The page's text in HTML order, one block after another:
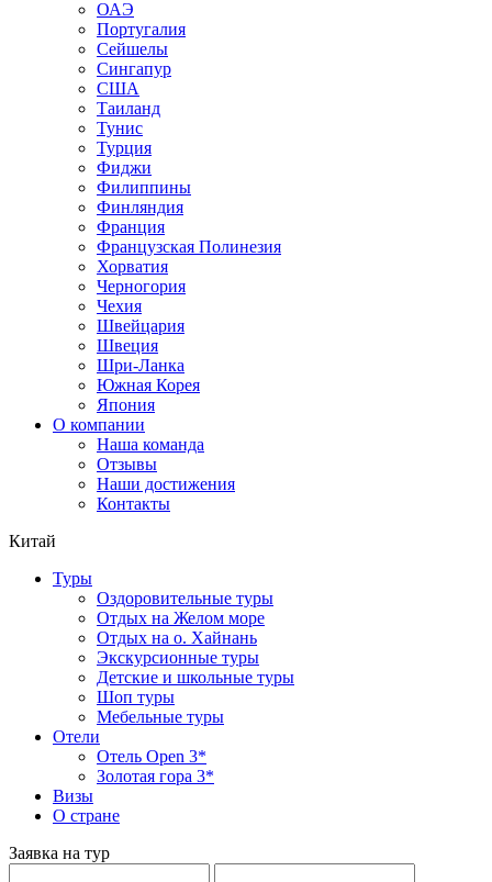
ОАЭ
Португалия
Сейшелы
Сингапур
США
Таиланд
Тунис
Турция
Фиджи
Филиппины
Финляндия
Франция
Французская Полинезия
Хорватия
Черногория
Чехия
Швейцария
Швеция
Шри-Ланка
Южная Корея
Япония
О компании
Наша команда
Отзывы
Наши достижения
Контакты
Китай
Туры
Оздоровительные туры
Отдых на Желом море
Отдых на о. Хайнань
Экскурсионные туры
Детские и школьные туры
Шоп туры
Мебельные туры
Отели
Отель Open 3*
Золотая гора 3*
Визы
О стране
Заявка на тур